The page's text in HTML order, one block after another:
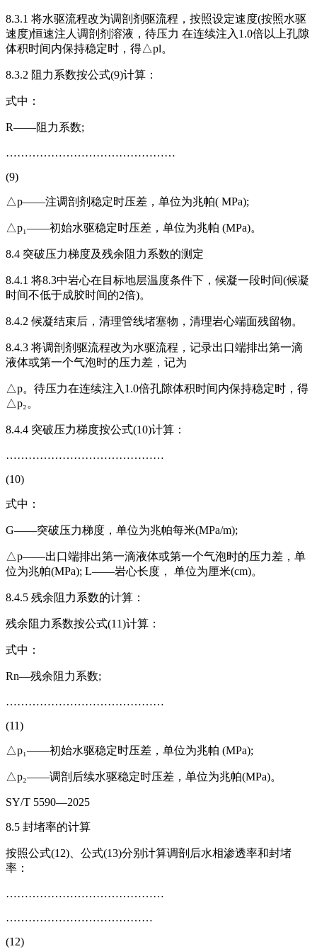
8.3.1 将水驱流程改为调剖剂驱流程，按照设定速度(按照水驱
速度)恒速注人调剖剂溶液，待压力 在连续注入1.0倍以上孔隙
体积时间内保持稳定时，得△pl。
8.3.2 阻力系数按公式(9)计算：
式中：
R——阻力系数;
………………………………………
(9)
△p——注调剖剂稳定时压差，单位为兆帕( MPa);
△p₁——初始水驱稳定时压差，单位为兆帕 (MPa)。
8.4 突破压力梯度及残余阻力系数的测定
8.4.1 将8.3中岩心在目标地层温度条件下，候凝一段时间(候凝
时间不低于成胶时间的2倍)。
8.4.2 候凝结束后，清理管线堵塞物，清理岩心端面残留物。
8.4.3 将调剖剂驱流程改为水驱流程，记录出口端排出第一滴
液体或第一个气泡时的压力差，记为
△p。待压力在连续注入1.0倍孔隙体积时间内保持稳定时，得
△p₂。
8.4.4 突破压力梯度按公式(10)计算：
……………………………………
(10)
式中：
G——突破压力梯度，单位为兆帕每米(MPa/m);
△p——出口端排出第一滴液体或第一个气泡时的压力差，单
位为兆帕(MPa); L——岩心长度， 单位为厘米(cm)。
8.4.5 残余阻力系数的计算：
残余阻力系数按公式(11)计算：
式中：
Rn—残余阻力系数;
……………………………………
(11)
△p₁——初始水驱稳定时压差，单位为兆帕 (MPa);
△p₂——调剖后续水驱稳定时压差，单位为兆帕(MPa)。
SY/T 5590—2025
8.5 封堵率的计算
按照公式(12)、公式(13)分别计算调剖后水相渗透率和封堵
率：
……………………………………
…………………………………
(12)